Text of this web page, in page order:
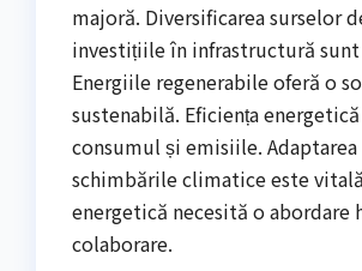
majoră. Diversificarea surselor
investițiile în infrastructură sunt
Energiile regenerabile oferă o
sustenabilă. Eficiența
consumul și emisiile. Adaptarea
schimbările climatice este
energetică necesită o abordare
colaborare.